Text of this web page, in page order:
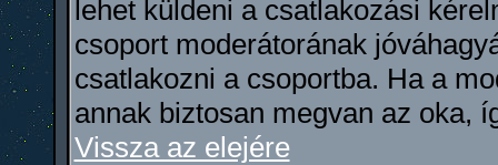
lehet küldeni a csatlakozási
csoport moderátorának
csatlakozni a csoportba. Ha a
annak biztosan megvan az oka,
Vissza az elejére